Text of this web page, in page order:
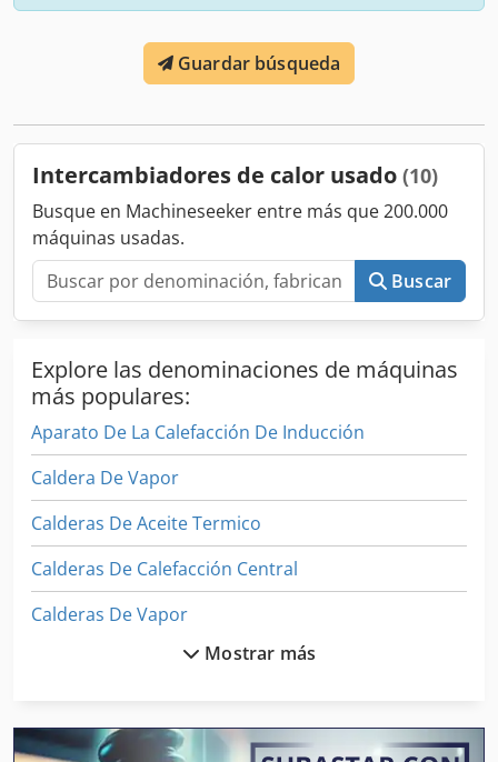
Guardar búsqueda
Intercambiadores de calor usado (10)
Busque en Machineseeker entre más que 200.000
máquinas usadas.
Buscar
Explore las denominaciones de máquinas
más populares:
Aparato De La Calefacción De Inducción
Caldera De Vapor
Calderas De Aceite Termico
Calderas De Calefacción Central
Calderas De Vapor
Calentador De Aire
Compresores De Refrigeracion
Mostrar más